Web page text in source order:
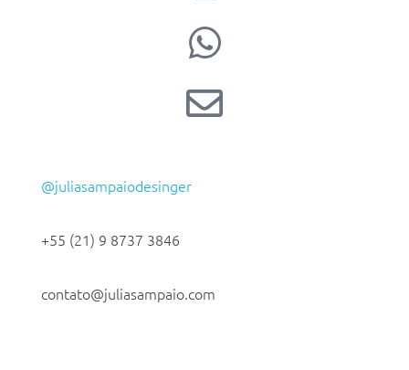
@juliasampaiodesinger
+55 (21) 9 8737 3846
contato@juliasampaio.com